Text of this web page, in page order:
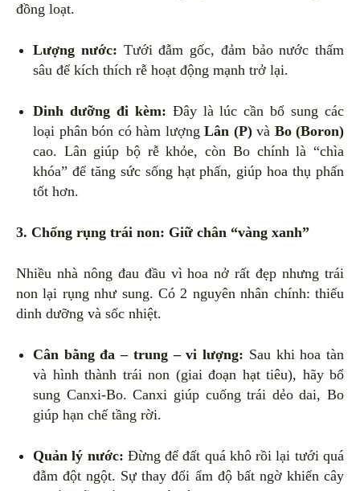
đồng loạt.
Lượng nước: Tưới đẫm gốc, đảm bảo nước thấm
sâu để kích thích rễ hoạt động mạnh trở lại.
Dinh dưỡng đi kèm: Đây là lúc cần bổ sung các
loại phân bón có hàm lượng Lân (P)và Bo (Boron)
cao. Lân giúp bộ rễ khỏe, còn Bo chính là “chìa
khóa” để tăng sức sống hạt phấn, giúp hoa thụ phấn
tốt hơn.
3. Chống rụng trái non: Giữ chân “vàng xanh”
Nhiều nhà nông đau đầu vì hoa nở rất đẹp nhưng trái
non lại rụng như sung. Có 2 nguyên nhân chính: thiếu
dinh dưỡng và sốc nhiệt.
Cân bằng đa – trung – vi lượng: Sau khi hoa tàn
và hình thành trái non (giai đoạn hạt tiêu), hãy bổ
sung Canxi-Bo. Canxi giúp cuống trái dẻo dai, Bo
giúp hạn chế tầng rời.
Quản lý nước: Đừng để đất quá khô rồi lại tưới quá
đẫm đột ngột. Sự thay đổi ẩm độ bất ngờ khiến cây